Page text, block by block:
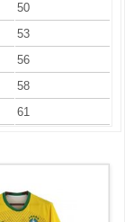
50
53
56
58
61